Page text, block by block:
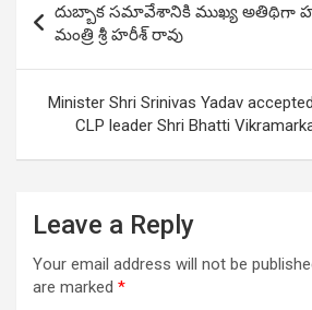
navigation
దుబ్బాక సమావేశానికి ముఖ్య అతిథిగా
మంత్రి శ్రీ హరీశ్ రావు
Minister Shri Srinivas Yadav
CLP leader Shri Bhatti
Leave a Reply
Your email address will not be
are marked *